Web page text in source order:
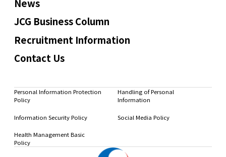
News
JCG Business Column
Recruitment Information
Contact Us
Personal Information Protection
Policy
Handling of Personal
Information
Information Security Policy Social Media Policy
Health Management Basic
Policy